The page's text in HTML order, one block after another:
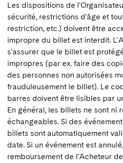
Les dispositions de
sécurité, restrictions d'âge et
restriction, etc.) doivent être
impropre du billet est interdit.
s'assurer que le billet est
impropres (par ex. faire des
des personnes non autorisées
frauduleusement le billet). Le
barres doivent être lisibles par
En général, les billets ne sont ni
échangeables. Si des
billets sont automatiquement
date. Si un événement est
remboursement de l'Acheteur